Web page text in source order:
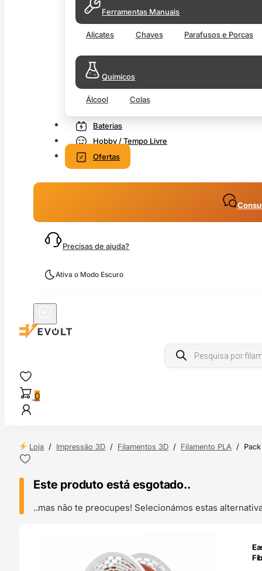
Ferramentas Manuais
Alicates Chaves Parafusos e Porcas
Químicos
Álcool Colas
Baterias
Hobby / Tempo Livre
Ofertas
Precisas de ajuda?
Ativa o Modo Escuro
Products
search
0
Loja / Impressão 3D / Filamentos 3D / Filamento PLA /
Este produto está esgotado..
..mas não te preocupes! Selecionámos estas